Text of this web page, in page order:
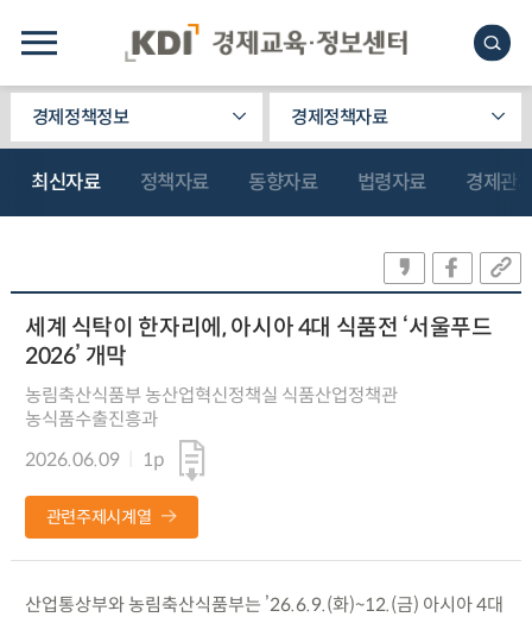
경제정책정보 경제정책자료
최신자료 정책자료 동향자료 법령자료 경제관
세계 식탁이 한자리에, 아시아 4대 식품전 ‘서울푸드
2026’ 개막
농림축산식품부 농산업혁신정책실 식품산업정책관
농식품수출진흥과
2026.06.09
1p
관련주제시계열
산업통상부와 농림축산식품부는 ’26.6.9.(화)~12.(금) 아시아 4대